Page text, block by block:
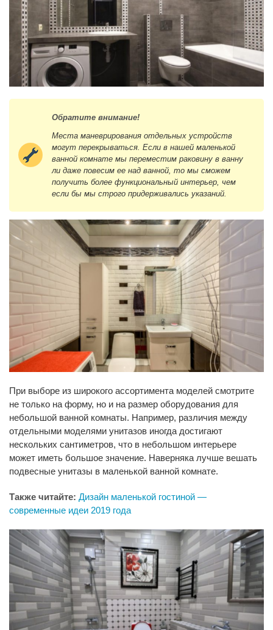
Обратите внимание!
Места маневрирования отдельных устройств
могут перекрываться. Если в нашей маленькой
ванной комнате мы переместим раковину в ванну
ли даже повесим ее над ванной, то мы сможем
получить более функциональный интерьер, чем
если бы мы строго придерживались указаний.
При выборе из широкого ассортимента моделей смотрите
не только на форму, но и на размер оборудования для
небольшой ванной комнаты. Например, различия между
отдельными моделями унитазов иногда достигают
нескольких сантиметров, что в небольшом интерьере
может иметь большое значение. Наверняка лучше вешать
подвесные унитазы в маленькой ванной комнате.
Также читайте: Дизайн маленькой гостиной —
современные идеи 2019 года